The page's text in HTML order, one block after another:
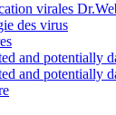
virales
des virus
and potentially
and potentially